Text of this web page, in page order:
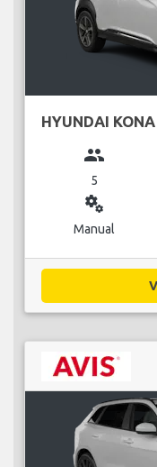
HYUNDAI KONA
group
5
miscellaneous_services
Manual